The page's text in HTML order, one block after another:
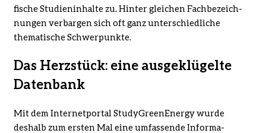
fische Studieninhalte zu. Hinter gleichen Fachbezeich­
nungen verbargen sich oft ganz unterschiedliche
thematische Schwerpunkte.
Das Herzstück: eine ausgeklügelte
Datenbank
Mit dem Internetportal StudyGreenEnergy wurde
deshalb zum ersten Mal eine umfassende Informa­